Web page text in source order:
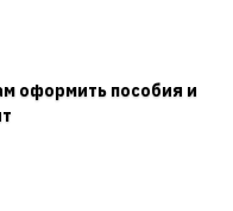
оформить пособия и